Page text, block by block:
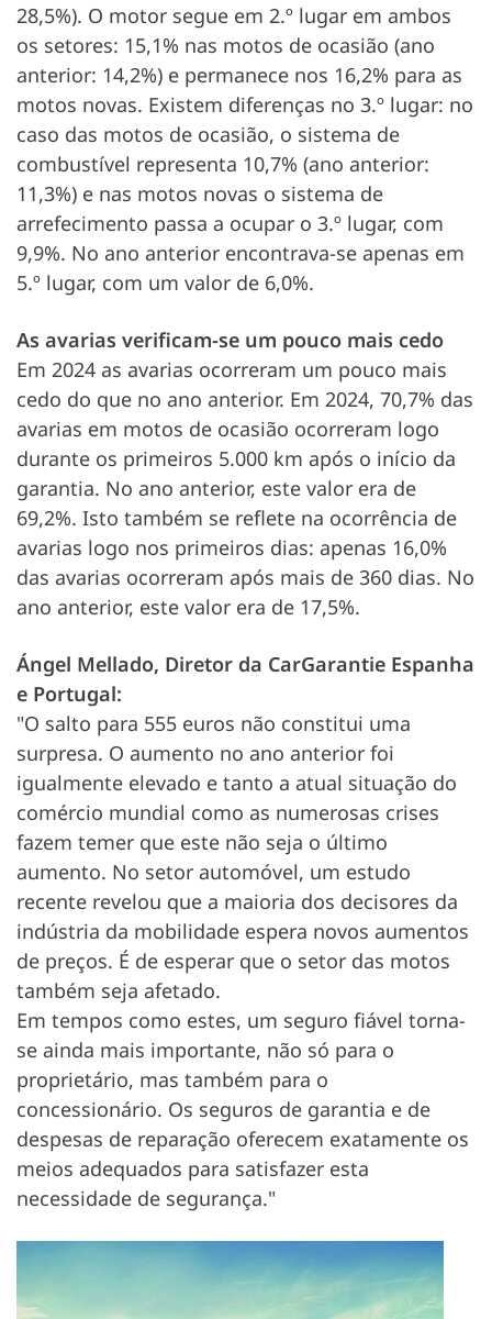
28,5%). O motor segue em 2.º lugar em ambos
os setores: 15,1% nas motos de ocasião (ano
anterior: 14,2%) e permanece nos 16,2% para as
motos novas. Existem diferenças no 3.º lugar: no
caso das motos de ocasião, o sistema de
combustível representa 10,7% (ano anterior:
11,3%) e nas motos novas o sistema de
arrefecimento passa a ocupar o 3.º lugar, com
9,9%. No ano anterior encontrava-se apenas em
5.º lugar, com um valor de 6,0%.
As avarias verificam-se um pouco mais cedo
Em 2024 as avarias ocorreram um pouco mais
cedo do que no ano anterior. Em 2024, 70,7% das
avarias em motos de ocasião ocorreram logo
durante os primeiros 5.000 km após o início da
garantia. No ano anterior, este valor era de
69,2%. Isto também se reflete na ocorrência de
avarias logo nos primeiros dias: apenas 16,0%
das avarias ocorreram após mais de 360 dias. No
ano anterior, este valor era de 17,5%.
Ángel Mellado, Diretor da CarGarantie Espanha
e Portugal:
"O salto para 555 euros não constitui uma
surpresa. O aumento no ano anterior foi
igualmente elevado e tanto a atual situação do
comércio mundial como as numerosas crises
fazem temer que este não seja o último
aumento. No setor automóvel, um estudo
recente revelou que a maioria dos decisores da
indústria da mobilidade espera novos aumentos
de preços. É de esperar que o setor das motos
também seja afetado.
Em tempos como estes, um seguro fiável torna-
se ainda mais importante, não só para o
proprietário, mas também para o
concessionário. Os seguros de garantia e de
despesas de reparação oferecem exatamente os
meios adequados para satisfazer esta
necessidade de segurança."